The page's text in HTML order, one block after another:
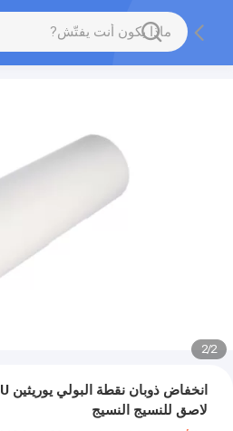
2
/
2
لاصق للنسيج النسيج